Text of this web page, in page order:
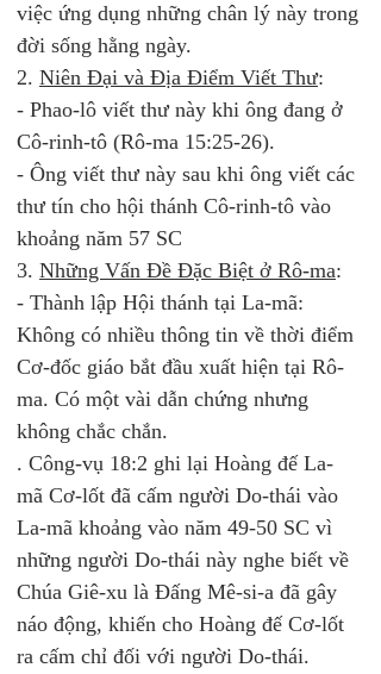
việc ứng dụng những chân lý này trong
đời sống hằng ngày.
2. Niên Đại và Địa Điểm Viết Thư:
- Phao-lô viết thư này khi ông đang ở
Cô-rinh-tô (Rô-ma 15:25-26).
- Ông viết thư này sau khi ông viết các
thư tín cho hội thánh Cô-rinh-tô vào
khoảng năm 57 SC
3. Những Vấn Đề Đặc Biệt ở Rô-ma:
- Thành lập Hội thánh tại La-mã:
Không có nhiều thông tin về thời điểm
Cơ-đốc giáo bắt đầu xuất hiện tại Rô-
ma. Có một vài dẫn chứng nhưng
không chắc chắn.
. Công-vụ 18:2 ghi lại Hoàng đế La-
mã Cơ-lốt đã cấm người Do-thái vào
La-mã khoảng vào năm 49-50 SC vì
những người Do-thái này nghe biết về
Chúa Giê-xu là Đấng Mê-si-a đã gây
náo động, khiến cho Hoàng đế Cơ-lốt
ra cấm chỉ đối với người Do-thái.